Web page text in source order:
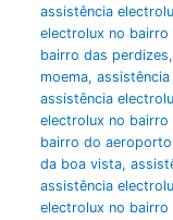
assistência
electrolux no bairro
bairro das perdizes,
moema,
assistência
electrolux no bairro
bairro do aeroporto
da boa vista,
assistência
electrolux no